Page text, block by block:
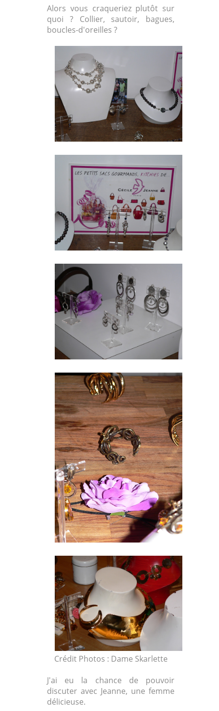
Alors vous craqueriez plutôt sur
quoi ? Collier, sautoir, bagues,
boucles-d'oreilles ?
Crédit Photos : Dame Skarlette
J'ai eu la chance de pouvoir
discuter avec Jeanne, une femme
délicieuse.